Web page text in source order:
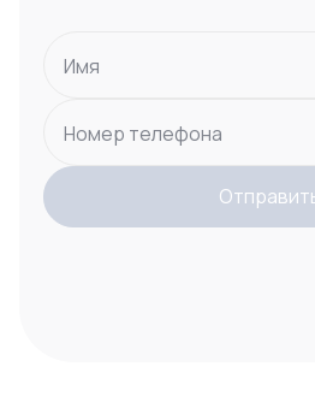
Имя
Номер телефона